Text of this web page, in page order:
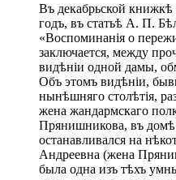
Въ декабрьской книжкѣ
годъ, въ статьѣ А. П.
«Воспоминанія о
заключается, между
видѣніи одной дамы,
Объ этомъ видѣніи,
нынѣшняго столѣтія,
жена жандармскаго
Прянишникова, въ домѣ
останавливался на
Андреевна (жена
была одна изъ тѣхъ